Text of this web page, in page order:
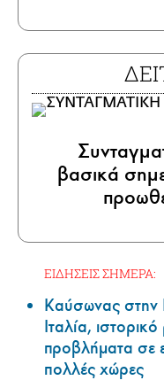
βασικά
ΕΙΔΗΣΕΙΣ ΣΗΜΕΡΑ:
Καύσωνας στην
Ιταλία,
προβλήματα σε
πολλές χώρες